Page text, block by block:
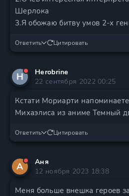
Шерлока
3.Я обожаю битву умов 2-х
Ответить Цитировать
H
Herobrine
22 сентября 2022 00:25
Кстати Мориарти
Михаэлиса из аниме Темный
Ответить Цитировать
А
Аня
12 ноября 2023 18:38
Меня больше внешка героев